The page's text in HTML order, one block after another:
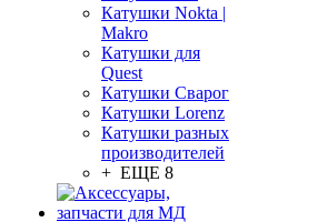
Катушки Nokta |
Makro
Катушки для
Quest
Катушки Сварог
Катушки Lorenz
Катушки разных
производителей
+ ЕЩЕ 8